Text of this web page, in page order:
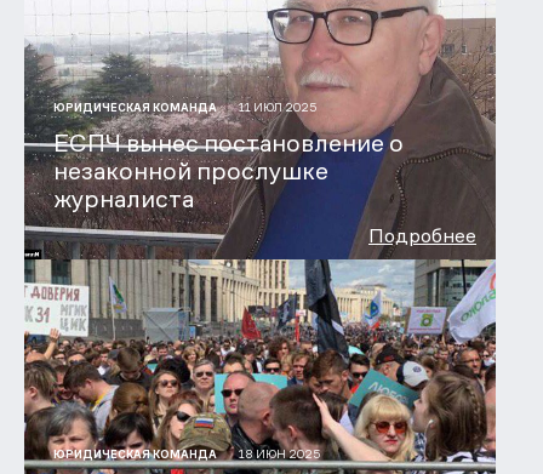
ЮРИДИЧЕСКАЯ КОМАНДА 11 ИЮЛ 2025
ЕСПЧ вынес постановление о
незаконной прослушке
журналиста
Подробнее
ЮРИДИЧЕСКАЯ КОМАНДА 18 ИЮН 2025